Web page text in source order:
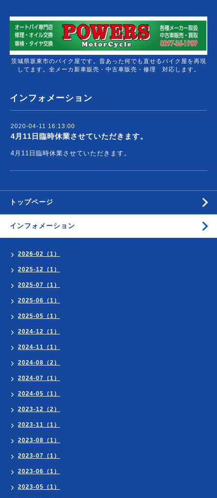
茨城県坂東市のバイク屋です。昔あった何でも直せるバイク屋を再現
してます。全メーカ新車販売・中古車販売・修理 対応します。
インフォメーション
2020-04-11 16:13:00
4月11日臨時休業させていただきます。
4月11日臨時休業させていただきます。
トップページ
インフォメーション
2026-02（1）
2025-12（1）
2025-07（1）
2025-06（1）
2025-05（1）
2024-12（1）
2024-11（1）
2024-08（2）
2024-07（1）
2024-05（1）
2023-12（2）
2023-11（1）
2023-08（1）
2023-07（1）
2023-06（1）
2023-05（1）